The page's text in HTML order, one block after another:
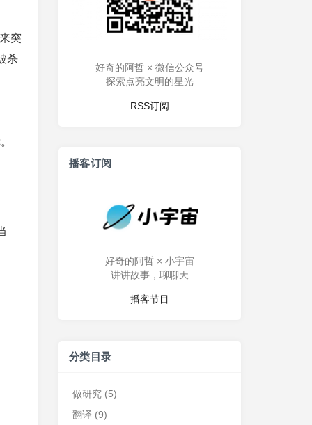
突
杀
好奇的阿哲 × 微信公众号
探索点亮文明的星光
RSS订阅
播客订阅
好奇的阿哲 × 小宇宙
讲讲故事，聊聊天
播客节目
分类目录
做研究(5)
翻译 (9)